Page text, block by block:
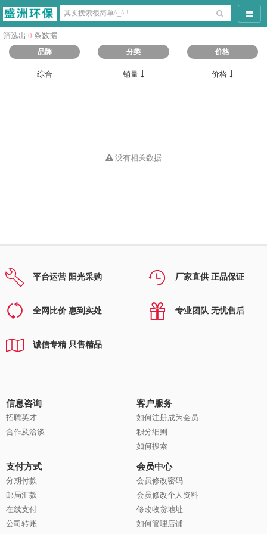
导航
筛选出 0 条数据
品牌 分类 价格
综合 销量 价格
没有相关数据
平台运营 阳光采购 厂家直供 正品保证
全网比价 惠到实处 专业团队 无忧售后
诚信专精 只售精品
信息咨询
招聘英才
合作及洽谈
客户服务
如何注册成为会员
积分细则
如何搜索
支付方式
分期付款
邮局汇款
在线支付
公司转账
会员中心
会员修改密码
会员修改个人资料
修改收货地址
如何管理店铺